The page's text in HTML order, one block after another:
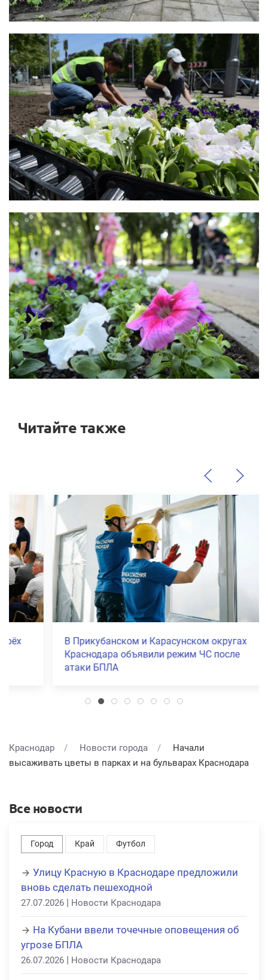
Читайте также
В Прикубанском и Карасунском округах
Краснодара объявили режим ЧС после
атаки БПЛА
Краснодар Новости города
Начали
высаживать цветы в парках и на бульварах Краснодара
Все новости
Город Край Футбол
Улицу Красную в Краснодаре предложили
вновь сделать пешеходной
27.07.2026 | Новости Краснодара
На Кубани ввели точечные оповещения об
угрозе БПЛА
26.07.2026 | Новости Краснодара